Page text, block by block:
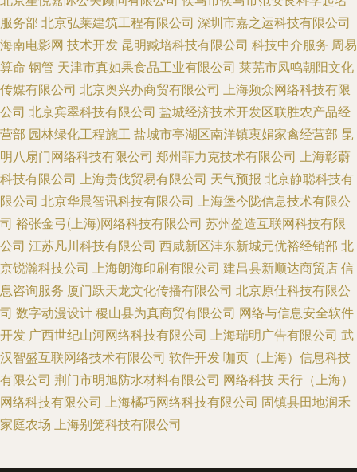
服务部 北京弘莱建筑工程有限公司 深圳市嘉之运科技有限公司
海南电影网 技术开发 昆明臧培科技有限公司 科技中介服务 周易
算命 钢管 天津市真如果食品工业有限公司 莱芜市凤鸣朝阳文化
传媒有限公司 北京奥兴办商贸有限公司 上海频众网络科技有限
公司 北京宾翠科技有限公司 盐城经济技术开发区联胜农产品经
营部 园林绿化工程施工 盐城市亭湖区南洋镇衷娟家禽经营部 昆
明八扇门网络科技有限公司 郑州菲力克技术有限公司 上海彰蔚
科技有限公司 上海贵伐贸易有限公司 天气预报 北京静聪科技有
限公司 北京华晨智讯科技有限公司 上海堡今陇信息技术有限公
司 裕张金弓(上海)网络科技有限公司 苏州盈造互联网科技有限
公司 江苏凡川科技有限公司 西咸新区沣东新城元优裕经销部 北
京锐瀚科技公司 上海朗海印刷有限公司 建昌县新顺达商贸店 信
息咨询服务 厦门跃天龙文化传播有限公司 北京原仕科技有限公
司 数字动漫设计 稷山县为真商贸有限公司 网络与信息安全软件
开发 广西世纪山河网络科技有限公司 上海瑞明广告有限公司 武
汉智盛互联网络技术有限公司 软件开发 咖页（上海）信息科技
有限公司 荆门市明旭防水材料有限公司 网络科技 天行（上海）
网络科技有限公司 上海橘巧网络科技有限公司 固镇县田地润禾
家庭农场 上海别笼科技有限公司